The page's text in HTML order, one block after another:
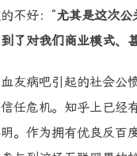
不好：“尤其是这次
了对我们商业模式、
友病吧引起的社会
任危机。知乎上已经
。作为拥有优良反